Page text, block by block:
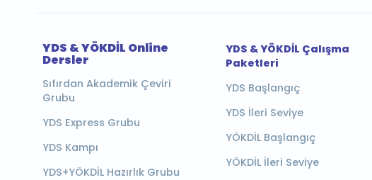
YDS & YÖKDİL Online
Dersler
Sıfırdan Akademik Çeviri
Grubu
YDS Express Grubu
YDS Kampı
YDS+YÖKDİL Hazırlık Grubu
YDS & YÖKDİL Çalışma
Paketleri
YDS Başlangıç
YDS İleri Seviye
YÖKDİL Başlangıç
YÖKDİL İleri Seviye